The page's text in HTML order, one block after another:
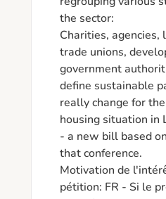
the sector:
Charities, agencies,
trade unions,
government
define sustainable
really change for
housing situation in
- a new bill based
that conference.
Motivation de
pétition: FR - Si le